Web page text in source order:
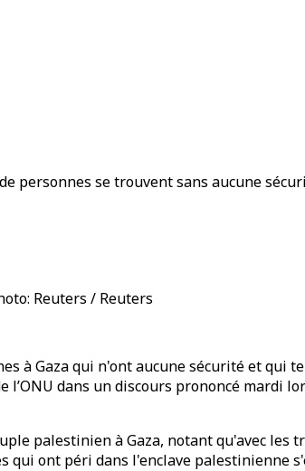
se trouvent sans aucune
Reuters / Reuters
à Gaza qui n'ont aucune sécurité et qui
dans un discours prononcé mardi
palestinien à Gaza, notant qu'avec les
ont péri dans l'enclave palestinienne